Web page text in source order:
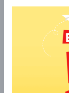
Owen vốn nổi
nữ của hãng
đông nữ cao
chất liệu dày
cho cả công sở
9. Aristino
Aristino đem
thời thượng. Áo
dụng chất liệu